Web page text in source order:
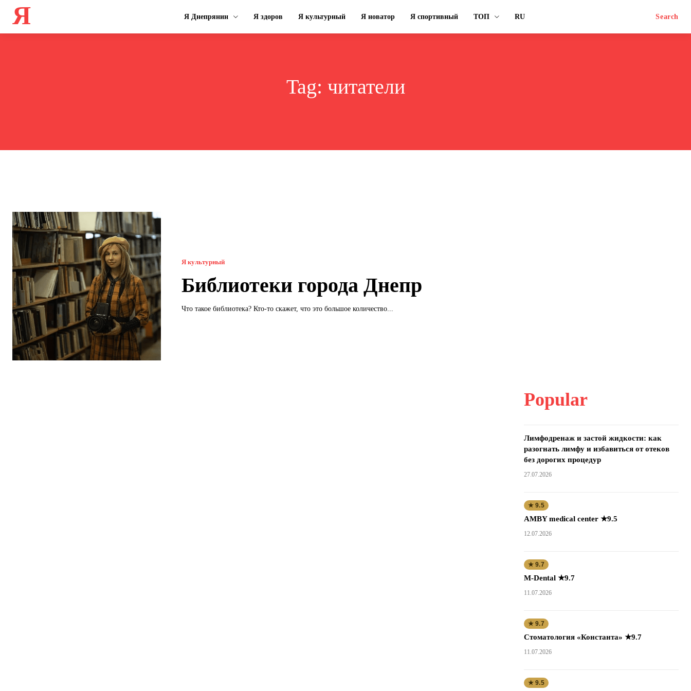
Я Я Днепрянин Я здоров Я культурный Я новатор Я спортивный ТОП RU Search
Tag: читатели
Я культурный
Библиотеки города Днепр
Что такое библиотека? Кто-то скажет, что это большое количество...
Popular
Лимфодренаж и застой жидкости: как
разогнать лимфу и избавиться от отеков
без дорогих процедур
27.07.2026
★ 9.5
AMBY medical center ★9.5
12.07.2026
★ 9.7
M-Dental ★9.7
11.07.2026
★ 9.7
Стоматология «Константа» ★9.7
11.07.2026
★ 9.5